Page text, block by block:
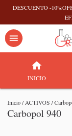
DESCUENTO -
INICIO
Inicio/ACTIVOS /
Carbopol 940